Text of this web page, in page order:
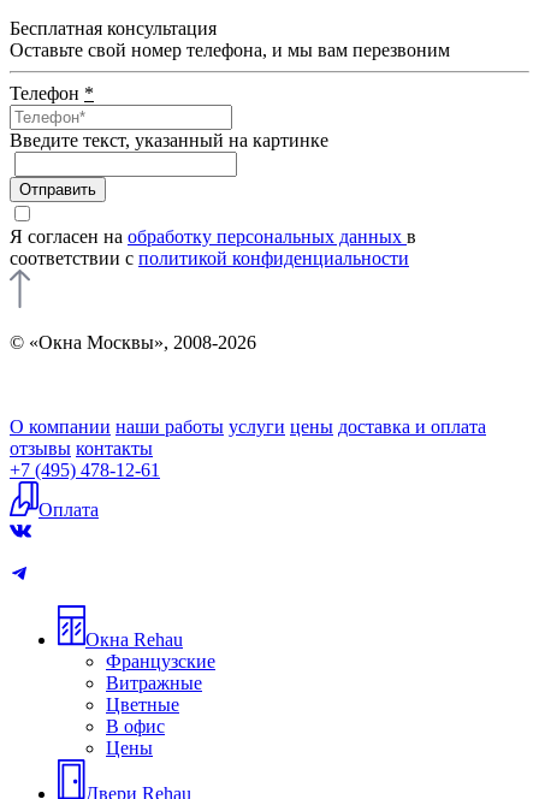
Бесплатная консультация
Оставьте свой номер телефона, и мы вам перезвоним
Телефон *
Введите текcт, указанный на картинке
Отправить
Я согласен на обработку персональных данных в
соответствии с политикой конфиденциальности
© «Окна Москвы», 2008-2026
О компании наши работы услуги цены доставка и оплата
отзывы контакты
+7 (495) 478-12-61
Оплата
Окна Rehau
Французские
Витражные
Цветные
В офис
Цены
Двери Rehau